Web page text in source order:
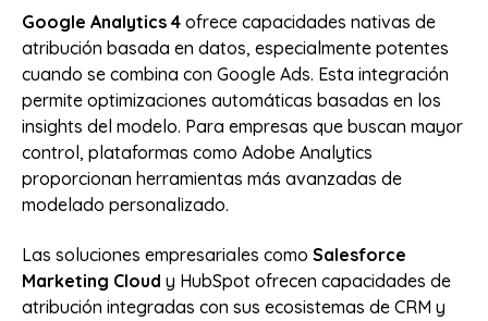
Google Analytics 4 ofrece capacidades nativas de
atribución basada en datos, especialmente potentes
cuando se combina con Google Ads. Esta integración
permite optimizaciones automáticas basadas en los
insights del modelo. Para empresas que buscan mayor
control, plataformas como Adobe Analytics
proporcionan herramientas más avanzadas de
modelado personalizado.
Las soluciones empresariales como Salesforce
Marketing Cloud y HubSpot ofrecen capacidades de
atribución integradas con sus ecosistemas de CRM y